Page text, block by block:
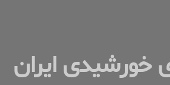
خورشیدی ایران